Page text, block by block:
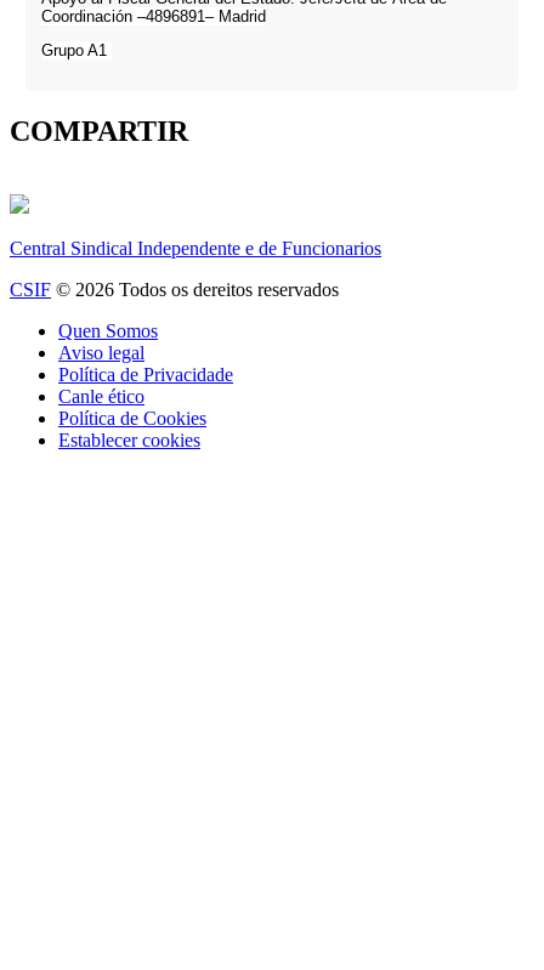
Coordinación –4896891– Madrid
Grupo A1
COMPARTIR
Central Sindical Independente e de Funcionarios
CSIF © 2026 Todos os dereitos reservados
Quen Somos
Aviso legal
Política de Privacidade
Canle ético
Política de Cookies
Establecer cookies